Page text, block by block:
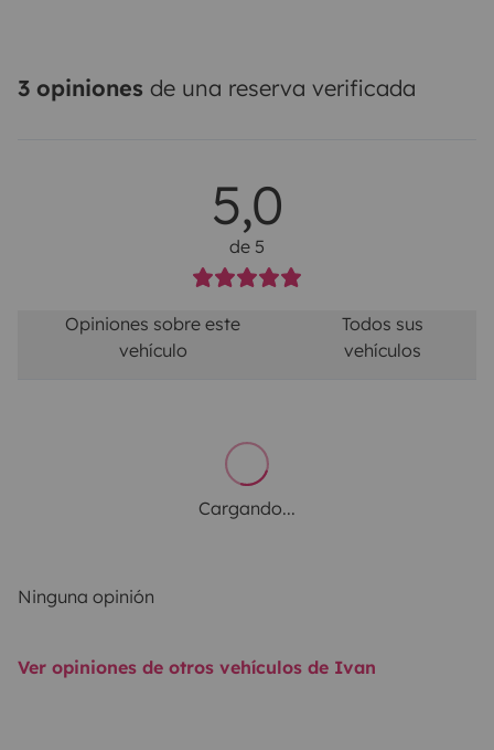
3 opiniones de una reserva verificada
5,0
de 5
Opiniones sobre este
vehículo
Todos sus
vehículos
Cargando...
Ninguna opinión
Ver opiniones de otros vehículos de Ivan